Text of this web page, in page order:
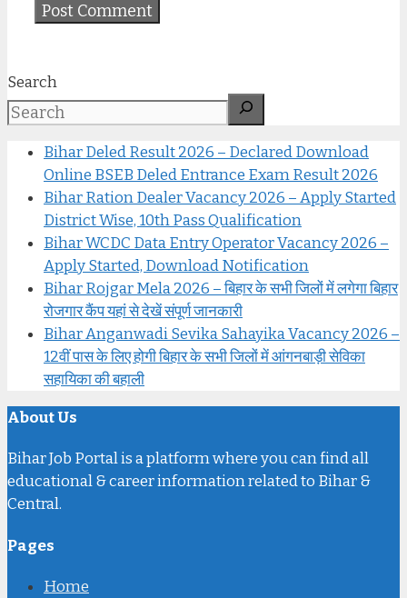
Search
Bihar Deled Result 2026 – Declared Download
Online BSEB Deled Entrance Exam Result 2026
Bihar Ration Dealer Vacancy 2026 – Apply Started
District Wise, 10th Pass Qualification
Bihar WCDC Data Entry Operator Vacancy 2026 –
Apply Started, Download Notification
Bihar Rojgar Mela 2026 – बिहार के सभी जिलों में लगेगा बिहार
रोजगार कैंप यहां से देखें संपूर्ण जानकारी
Bihar Anganwadi Sevika Sahayika Vacancy 2026 –
12वीं पास के लिए होगी बिहार के सभी जिलों में आंगनबाड़ी सेविका
सहायिका की बहाली
About Us
Bihar Job Portal is a platform where you can find all
educational & career information related to Bihar &
Central.
Pages
Home